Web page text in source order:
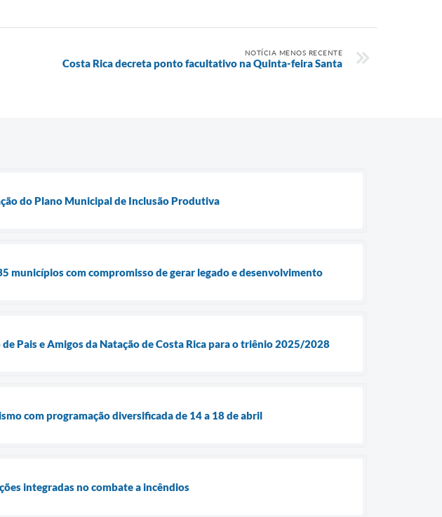
NOTÍCIA MENOS RECENTE
Costa Rica decreta ponto facultativo na Quinta-feira Santa
do Plano Municipal de Inclusão Produtiva
municípios com compromisso de gerar legado e desenvolvimento
Pais e Amigos da Natação de Costa Rica para o triênio 2025/2028
com programação diversificada de 14 a 18 de abril
integradas no combate a incêndios